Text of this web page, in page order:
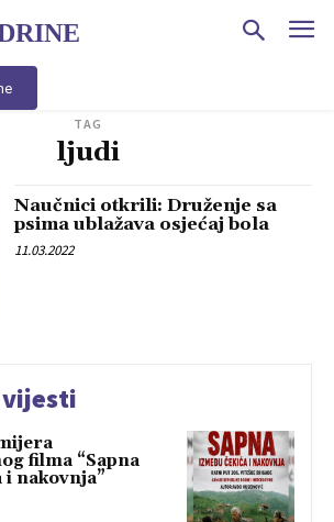
TAG
ljudi
Naučnici otkrili: Druženje sa
psima ublažava osjećaj bola
11.03.2022
filma “Sapna
i nakovnja”